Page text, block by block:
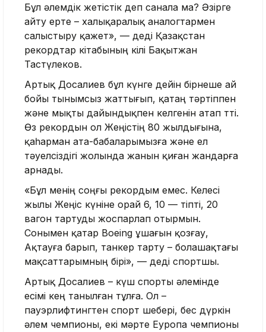
Бұл әлемдік жетістік деп санала ма? Әзірге
айту ерте – халықаралық аналогтармен
салыстыру қажет», — деді Қазақстан
рекордтар кітабының өкілі Бақытжан
Тастүлеков.
Артық Досалиев бұл күнге дейін бірнеше ай
бойы тынымсыз жаттығып, қатаң тәртіппен
және мықты дайындықпен келгенін атап өтті.
Өз рекордын ол Жеңістің 80 жылдығына,
қаһарман ата-бабаларымызға және ел
тәуелсіздігі жолында жанын қиған жандарға
арнады.
«Бұл менің соңғы рекордым емес. Келесі
жылы Жеңіс күніне орай 6, 10 — тіпті, 20
вагон тартуды жоспарлап отырмын.
Сонымен қатар Boeing ұшағын қозғау,
Ақтауға барып, танкер тарту – болашақтағы
мақсаттарымның бірі», — деді спортшы.
Артық Досалиев – күш спорты әлемінде
есімі кең танылған тұлға. Ол –
пауэрлифтингтен спорт шебері, бес дүркін
әлем чемпионы, екі мәрте Еуропа чемпионы